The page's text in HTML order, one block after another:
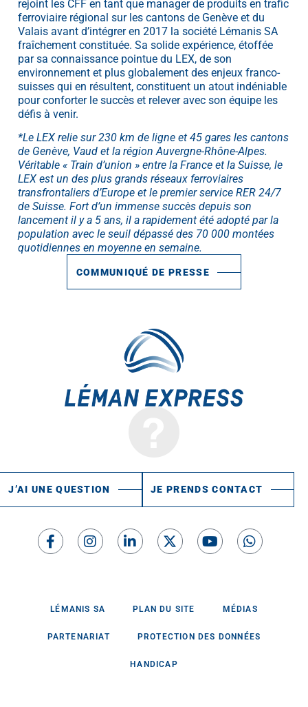
rejoint les CFF en tant que manager de produits en trafic
ferroviaire régional sur les cantons de Genève et du
Valais avant d’intégrer en 2017 la société Lémanis SA
fraîchement constituée. Sa solide expérience, étoffée
par sa connaissance pointue du LEX, de son
environnement et plus globalement des enjeux franco-
suisses qui en résultent, constituent un atout indéniable
pour conforter le succès et relever avec son équipe les
défis à venir.
*Le LEX relie sur 230 km de ligne et 45 gares les cantons
de Genève, Vaud et la région Auvergne-Rhône-Alpes.
Véritable « Train d’union » entre la France et la Suisse, le
LEX est un des plus grands réseaux ferroviaires
transfrontaliers d’Europe et le premier service RER 24/7
de Suisse. Fort d’un immense succès depuis son
lancement il y a 5 ans, il a rapidement été adopté par la
population avec le seuil dépassé des 70 000 montées
quotidiennes en moyenne en semaine.
COMMUNIQUÉ DE PRESSE
J’AI UNE QUESTION JE PRENDS CONTACT
LÉMANIS SA PLAN DU SITE MÉDIAS
PARTENARIAT PROTECTION DES DONNÉES
HANDICAP